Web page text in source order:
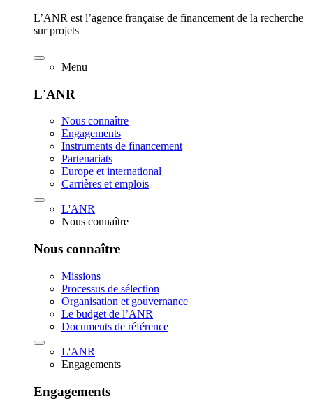
L’ANR est l’agence française de financement de la recherche
sur projets
Menu
L'ANR
Nous connaître
Engagements
Instruments de financement
Partenariats
Europe et international
Carrières et emplois
L'ANR
Nous connaître
Nous connaître
Missions
Processus de sélection
Organisation et gouvernance
Le budget de l’ANR
Documents de référence
L'ANR
Engagements
Engagements